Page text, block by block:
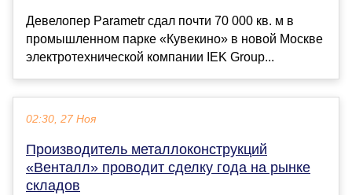
Девелопер Parametr сдал почти 70 000 кв. м в
промышленном парке «Кувекино» в новой Москве
электротехнической компании IEK Group...
02:30, 27 Ноя
Производитель металлоконструкций
«Венталл» проводит сделку года на рынке
складов